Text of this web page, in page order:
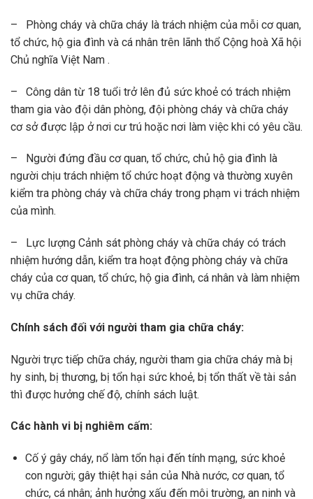
– Phòng cháy và chữa cháy là trách nhiệm của mỗi cơ quan,
tổ chức, hộ gia đình và cá nhân trên lãnh thổ Cộng hoà Xã hội
Chủ nghĩa Việt Nam .
– Công dân từ 18 tuổi trở lên đủ sức khoẻ có trách nhiệm
tham gia vào đội dân phòng, đội phòng cháy và chữa cháy
cơ sở được lập ở nơi cư trú hoặc nơi làm việc khi có yêu cầu.
– Người đứng đầu cơ quan, tổ chức, chủ hộ gia đình là
người chịu trách nhiệm tổ chức hoạt động và thường xuyên
kiểm tra phòng cháy và chữa cháy trong phạm vi trách nhiệm
của mình.
– Lực lượng Cảnh sát phòng cháy và chữa cháy có trách
nhiệm hướng dẫn, kiểm tra hoạt động phòng cháy và chữa
cháy của cơ quan, tổ chức, hộ gia đình, cá nhân và làm nhiệm
vụ chữa cháy.
Chính sách đối với người tham gia chữa cháy:
Người trực tiếp chữa cháy, người tham gia chữa cháy mà bị
hy sinh, bị thương, bị tổn hại sức khoẻ, bị tổn thất về tài sản
thì được hưởng chế độ, chính sách luật.
Các hành vi bị nghiêm cấm:
Cố ý gây cháy, nổ làm tổn hại đến tính mạng, sức khoẻ
con người; gây thiệt hại sản của Nhà nước, cơ quan, tổ
chức, cá nhân; ảnh hưởng xấu đến môi trường, an ninh và